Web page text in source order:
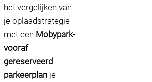
het vergelijken van
je oplaadstrategie
met een Mobypark-
vooraf
gereserveerd
parkeerplan je